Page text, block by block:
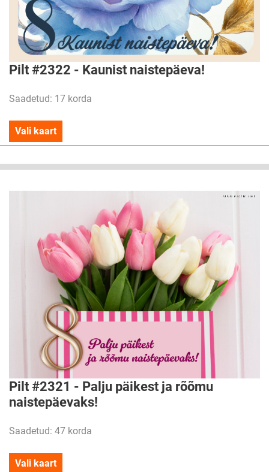
Pilt #2322 - Kaunist naistepäeva!
Saadetud: 17 korda
Vali kaart
Pilt #2321 - Palju päikest ja rõõmu
naistepäevaks!
Saadetud: 47 korda
Vali kaart